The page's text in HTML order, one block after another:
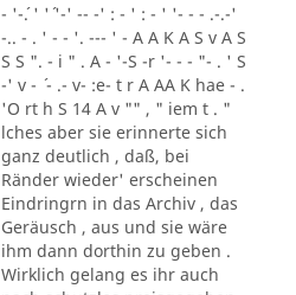
- '-´. ' '´ '-' -- -' : - ' : - ' '- - - .-.-'
-.. - . ' - - '. --- ' - A A K A S v A S
S S ". - i " . A - '-S -r '- - - "- . ' S
-' v - ´ - .- v- :e- t r A AA K hae - .
'O rt h S 14 A v "" , " iem t . "
lches aber sie erinnerte sich
ganz deutlich , daß, bei
Ränder wieder' erscheinen
Eindringrn in das Archiv , das
Geräusch , aus und sie wäre
ihm dann dorthin zu geben .
Wirklich gelang es ihr auch